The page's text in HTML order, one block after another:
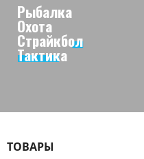
Рыбалка
Охота
Страйкбол
Тактика
ТОВАРЫ